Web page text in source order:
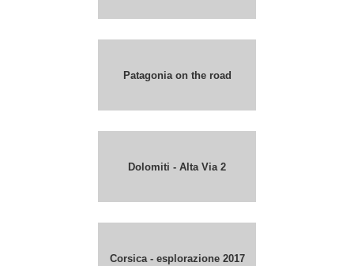
Patagonia on the road
Dolomiti - Alta Via 2
Corsica - esplorazione 2017